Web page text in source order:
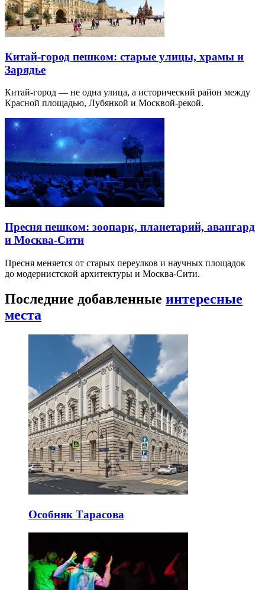
Китай-город пешком: старые улицы, храмы и
Зарядье
Китай-город — не одна улица, а исторический район между
Красной площадью, Лубянкой и Москвой-рекой.
Пресня пешком: зоопарк, планетарий, авангард
и Москва-Сити
Пресня меняется от старых переулков и научных площадок
до модернистской архитектуры и Москва-Сити.
Последние добавленные интересные
места
Особняк Тарасова